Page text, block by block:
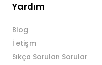
Yardım
Blog
İletişim
Sıkça Sorulan Sorular